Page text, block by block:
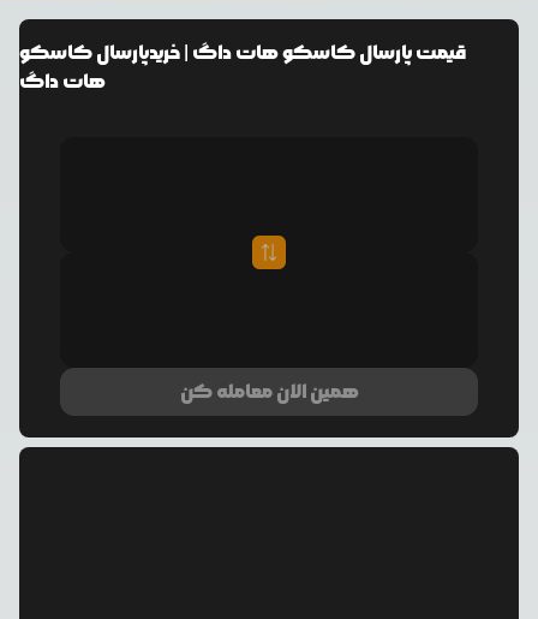
قیمتپارسال کاسکو هات داگ | خریدپارسال کاسکو
هات داگ
همین الان معامله کن